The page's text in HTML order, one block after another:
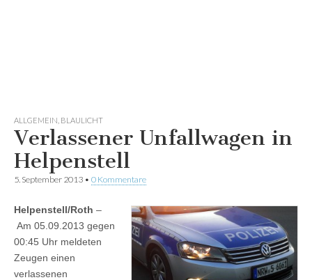
ALLGEMEIN BLAULICHT
Verlassener Unfallwagen in
Helpenstell
5. September 2013 • 0 Kommentare
Helpenstell/Roth –
Am 05.09.2013 gegen
00:45 Uhr meldeten
Zeugen einen
verlassenen